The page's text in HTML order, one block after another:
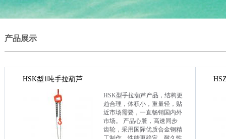
产品展示
HSK型1吨手拉葫芦
HSK型手拉葫芦产品，结构更
趋合理，体积小，重量轻，贴
近市场需要，一直畅销国内外
市场。 产品心脏，高速同步
齿轮，采用国际优质合金钢精